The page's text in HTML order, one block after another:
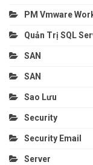
PM Vmware
Quản Trị SQL
SAN
SAN
Sao Lưu
Security
Security Email
Server